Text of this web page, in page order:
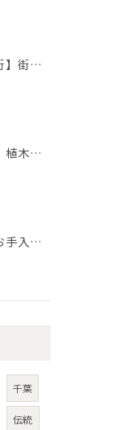
【佐倉市 商店街】街路植木剪定
【佐倉市 剪定】植木・庭木の剪定、プロに頼むとどう違うのか。
【市川 植木】お手入れ【和モダンというお庭を考える】
千葉
伝統